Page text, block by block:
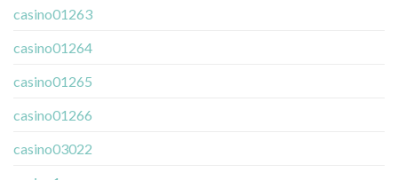
casino01263
casino01264
casino01265
casino01266
casino03022